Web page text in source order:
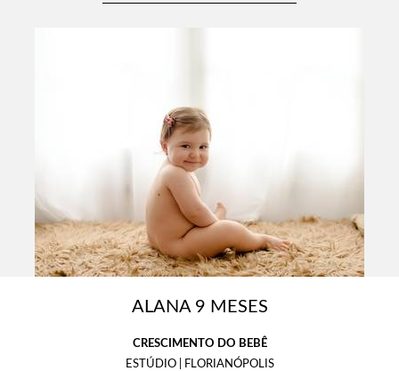
ALANA 9 MESES
CRESCIMENTO DO BEBÊ
ESTÚDIO | FLORIANÓPOLIS